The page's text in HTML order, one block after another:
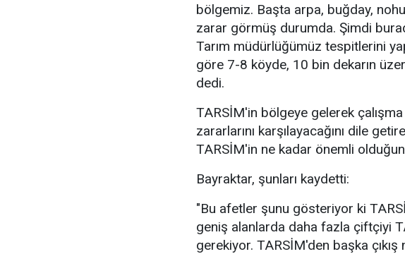
bölgemiz. Başta arpa, buğday,
zarar görmüş durumda. Şimdi
Tarım müdürlüğümüz tespitlerini
göre 7-8 köyde, 10 bin dekarın
dedi.
TARSİM'in bölgeye gelerek çalışma
zararlarını karşılayacağını dile
TARSİM'in ne kadar önemli
Bayraktar, şunları kaydetti:
"Bu afetler şunu gösteriyor ki
geniş alanlarda daha fazla çiftçiyi
gerekiyor. TARSİM'den başka